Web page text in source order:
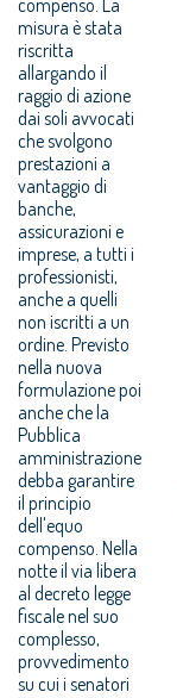
misura è stata
riscritta
allargando il
raggio di azione
dai soli avvocati
che svolgono
prestazioni a
vantaggio di
banche,
assicurazioni e
imprese, a tutti i
professionisti,
anche a quelli
non iscritti a un
ordine. Previsto
nella nuova
formulazione poi
anche che la
Pubblica
amministrazione
debba garantire
il principio
dell'equo
compenso. Nella
notte il via libera
al decreto legge
fiscale nel suo
complesso,
provvedimento
su cui i senatori